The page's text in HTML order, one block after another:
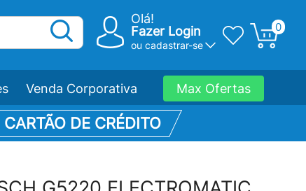
Olá!
Fazer Login
ou cadastrar-se
0
Venda Corporativa Max Ofertas
DE CRÉDITO